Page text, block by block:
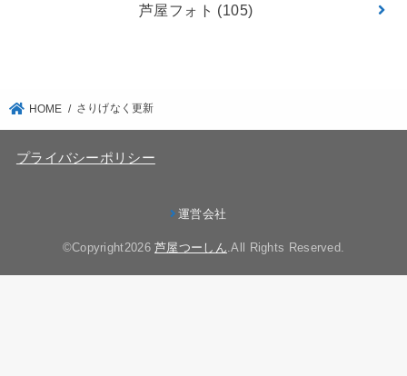
芦屋フォト (105)
HOME さりげなく更新
プライバシーポリシー
運営会社
©Copyright2026芦屋つーしん.All Rights Reserved.